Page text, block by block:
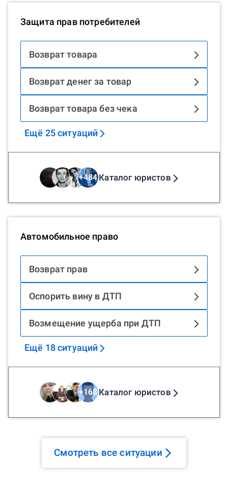
Защита прав потребителей
Возврат товара
Возврат денег за товар
Возврат товара без чека
Ещё 25ситуаций
+484Каталог юристов
Автомобильное право
Возврат прав
Оспорить вину в ДТП
Возмещение ущерба при ДТП
Ещё 18ситуаций
+168Каталог юристов
Смотреть все ситуации